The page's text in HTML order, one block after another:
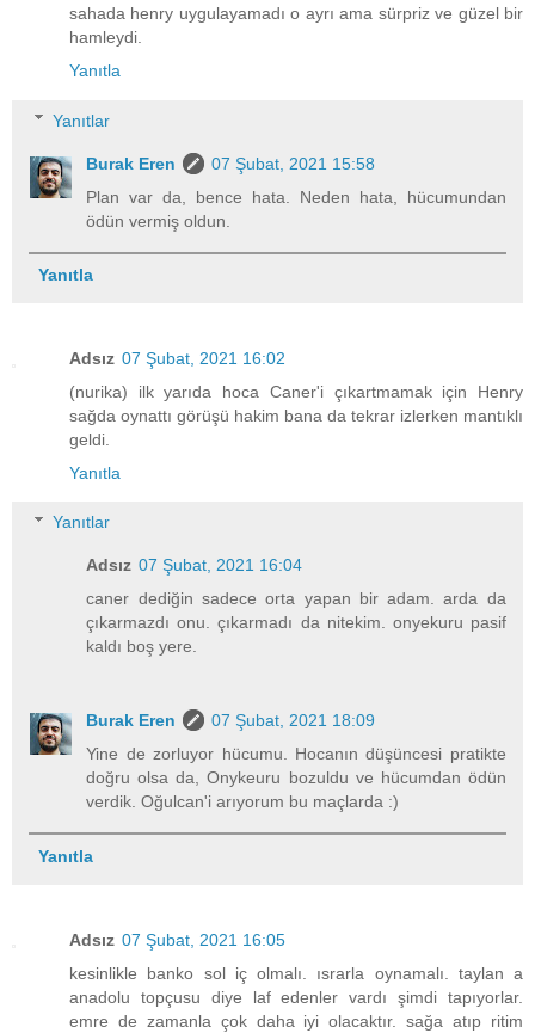
sahada henry uygulayamadı o ayrı ama sürpriz ve güzel bir
hamleydi.
Yanıtla
Yanıtlar
Burak Eren
07 Şubat, 2021 15:58
Plan var da, bence hata. Neden hata, hücumundan
ödün vermiş oldun.
Yanıtla
Adsız 07 Şubat, 2021 16:02
(nurika) ilk yarıda hoca Caner'i çıkartmamak için Henry
sağda oynattı görüşü hakim bana da tekrar izlerken mantıklı
geldi.
Yanıtla
Yanıtlar
Adsız 07 Şubat, 2021 16:04
caner dediğin sadece orta yapan bir adam. arda da
çıkarmazdı onu. çıkarmadı da nitekim. onyekuru pasif
kaldı boş yere.
Burak Eren
07 Şubat, 2021 18:09
Yine de zorluyor hücumu. Hocanın düşüncesi pratikte
doğru olsa da, Onykeuru bozuldu ve hücumdan ödün
verdik. Oğulcan'i arıyorum bu maçlarda :)
Yanıtla
Adsız 07 Şubat, 2021 16:05
kesinlikle banko sol iç olmalı. ısrarla oynamalı. taylan a
anadolu topçusu diye laf edenler vardı şimdi tapıyorlar.
emre de zamanla çok daha iyi olacaktır. sağa atıp ritim